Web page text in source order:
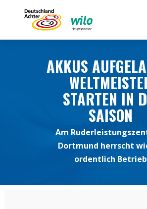
AKKUS
STARTEN IN
SAISON
Am
Dortmund herrscht
ordentlich Betrieb